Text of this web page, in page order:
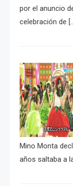
por el anuncio
celebración de
Mino Monta
años saltaba a